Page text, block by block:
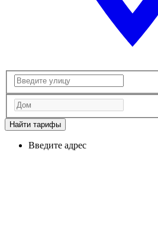
Найти тарифы
Введите адрес